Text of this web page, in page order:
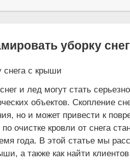
уборку
и лед могут стать
объектов. Скопление
но и может привести к
очистке кровли от снега
года. В этой статье мы
а также как найти